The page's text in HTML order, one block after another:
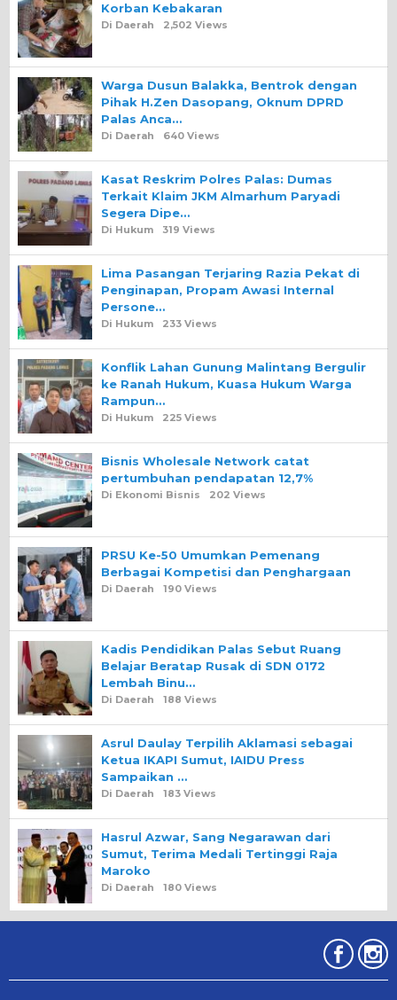
Korban Kebakaran
Di Daerah 2,502 Views
Warga Dusun Balakka, Bentrok dengan
Pihak H.Zen Dasopang, Oknum DPRD
Palas Anca…
Di Daerah 640 Views
Kasat Reskrim Polres Palas: Dumas
Terkait Klaim JKM Almarhum Paryadi
Segera Dipe…
Di Hukum 319 Views
Lima Pasangan Terjaring Razia Pekat di
Penginapan, Propam Awasi Internal
Persone…
Di Hukum 233 Views
Konflik Lahan Gunung Malintang Bergulir
ke Ranah Hukum, Kuasa Hukum Warga
Rampun…
Di Hukum 225 Views
Bisnis Wholesale Network catat
pertumbuhan pendapatan 12,7%
Di Ekonomi Bisnis 202 Views
PRSU Ke-50 Umumkan Pemenang
Berbagai Kompetisi dan Penghargaan
Di Daerah 190 Views
Kadis Pendidikan Palas Sebut Ruang
Belajar Beratap Rusak di SDN 0172
Lembah Binu…
Di Daerah 188 Views
Asrul Daulay Terpilih Aklamasi sebagai
Ketua IKAPI Sumut, IAIDU Press
Sampaikan …
Di Daerah 183 Views
Hasrul Azwar, Sang Negarawan dari
Sumut, Terima Medali Tertinggi Raja
Maroko
Di Daerah 180 Views